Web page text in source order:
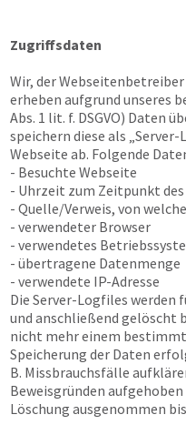
Zugriffsdaten
Wir, der
erheben aufgrund unseres
Abs. 1 lit. f. DSGVO) Daten
speichern diese als
Webseite ab. Folgende
- Besuchte Webseite
- Uhrzeit zum Zeitpunkt
- Quelle/Verweis, von
- verwendeter Browser
- verwendetes
- übertragene Datenmenge
- verwendete IP-Adresse
Die Server-Logfiles werden
und anschließend gelöscht
nicht mehr einem
Speicherung der Daten
B. Missbrauchsfälle
Beweisgründen
Löschung ausgenommen